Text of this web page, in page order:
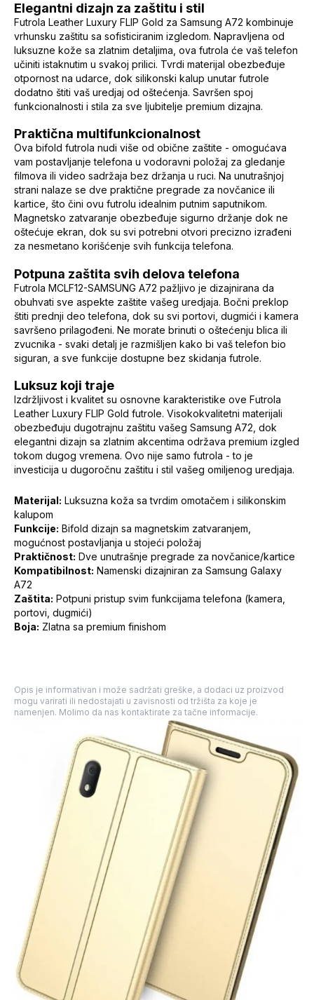
Elegantni dizajn za zaštitu i stil
Futrola Leather Luxury FLIP Gold za Samsung A72 kombinuje
vrhunsku zaštitu sa sofisticiranim izgledom. Napravljena od
luksuzne kože sa zlatnim detaljima, ova futrola će vaš telefon
učiniti istaknutim u svakoj prilici. Tvrdi materijal obezbeđuje
otpornost na udarce, dok silikonski kalup unutar futrole
dodatno štiti vaš uredjaj od oštećenja. Savršen spoj
funkcionalnosti i stila za sve ljubitelje premium dizajna.
Praktična multifunkcionalnost
Ova bifold futrola nudi više od obične zaštite - omogućava
vam postavljanje telefona u vodoravni položaj za gledanje
filmova ili video sadržaja bez držanja u ruci. Na unutrašnjoj
strani nalaze se dve praktične pregrade za novčanice ili
kartice, što čini ovu futrolu idealnim putnim saputnikom.
Magnetsko zatvaranje obezbeđuje sigurno držanje dok ne
oštećuje ekran, dok su svi potrebni otvori precizno izrađeni
za nesmetano korišćenje svih funkcija telefona.
Potpuna zaštita svih delova telefona
Futrola MCLF12-SAMSUNG A72 pažljivo je dizajnirana da
obuhvati sve aspekte zaštite vašeg uredjaja. Bočni preklop
štiti prednji deo telefona, dok su svi portovi, dugmići i kamera
savršeno prilagođeni. Ne morate brinuti o oštećenju blica ili
zvucnika - svaki detalj je razmišljen kako bi vaš telefon bio
siguran, a sve funkcije dostupne bez skidanja futrole.
Luksuz koji traje
Izdržljivost i kvalitet su osnovne karakteristike ove Futrola
Leather Luxury FLIP Gold futrole. Visokokvalitetni materijali
obezbeđuju dugotrajnu zaštitu vašeg Samsung A72, dok
elegantni dizajn sa zlatnim akcentima održava premium izgled
tokom dugog vremena. Ovo nije samo futrola - to je
investicija u dugoročnu zaštitu i stil vašeg omiljenog uredjaja.
Materijal: Luksuzna koža sa tvrdim omotačem i silikonskim
kalupom
Funkcije: Bifold dizajn sa magnetskim zatvaranjem,
mogućnost postavljanja u stojeći položaj
Praktičnost: Dve unutrašnje pregrade za novčanice/kartice
Kompatibilnost: Namenski dizajniran za Samsung Galaxy
A72
Zaštita: Potpuni pristup svim funkcijama telefona (kamera,
portovi, dugmići)
Boja: Zlatna sa premium finishom
Opis je informativan i može sadržati greške, a dodaci uz proizvod
mogu varirati ili nedostajati u zavisnosti od tržišta za koje je
namenjen. Molimo da nas kontaktirate za tačne informacije.